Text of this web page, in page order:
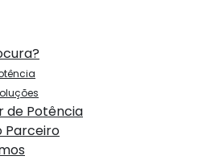
de Potência
Parceiro